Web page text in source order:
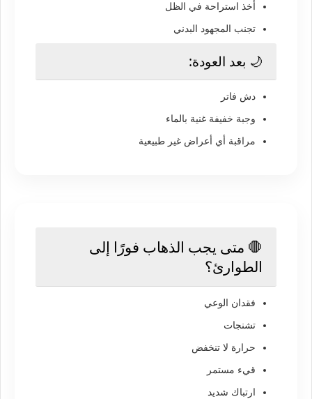
أخذ استراحة في الظل
تجنب المجهود البدني
🌙 بعد العودة:
دش فاتر
وجبة خفيفة غنية بالماء
مراقبة أي أعراض غير طبيعية
🛑 متى يجب الذهاب فورًا إلى
الطوارئ؟
فقدان الوعي
تشنجات
حرارة لا تنخفض
قيء مستمر
ارتباك شديد